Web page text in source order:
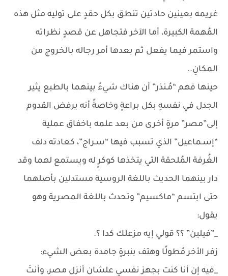
غريمه بعينين حادتين تنطق بكل حقدٍ على توليه مثل هذه
المُهمة الكبيرة، أما الآخر فتجاهل عن قصدٍ نظراته
واستمر فيما يفعل ثم بعدها أمر رجاله بالخروج من
المكانِ..
حينها فهم “مُـنذر” أن هناك شيءٌ بينهما بالطبع يثير
الجدل في نفسهِ بكل براعةٍ وخاصةً أنه يرفض القدوم
إلى”مصر” مرةٍ أخرى من بعد علمه باخفاق عملية
“إسـماعيل” الذي تسبب فيها “سـراج”، كعادته دلف
الغُرفة المُلحقة التي يتخذها كوكرٍ له ويستمع لهما وقد
دار بينهما الحديث باللغة الروسية مستدلين بأصلهما
حتى ابتسم “ماكسيم” وتحدث باللغة المصرية وهو
يقول:
_”فيلين” ؟؟ قولي إيه مزعلك كدا ؟.
زفر الأخر مُطولًا وهتف بنبرةٍ جامدة بعض الشيء:
_فيه إن أنا كنت بجهز نفسي علشان أنزل مصر، وأنتَ